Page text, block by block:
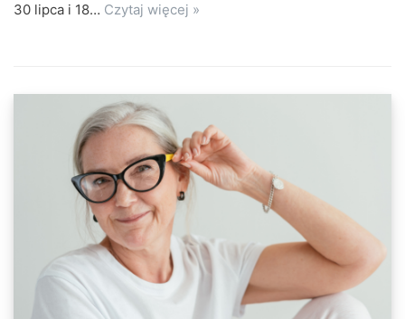
30 lipca i 18… Czytaj więcej »